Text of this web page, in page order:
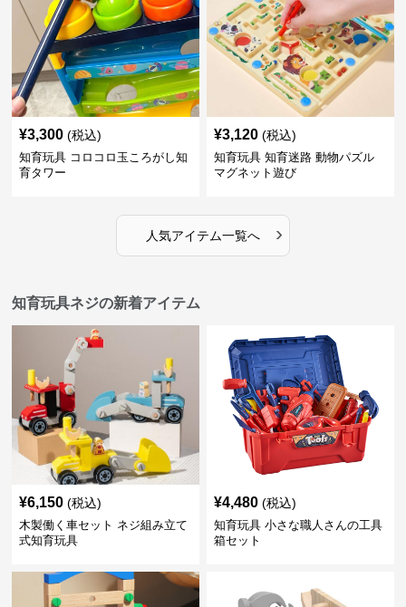
¥3,300 (税込)
知育玩具 コロコロ玉ころがし知
育タワー
¥3,120 (税込)
知育玩具 知育迷路 動物パズル
マグネット遊び
人気アイテム一覧へ ›
知育玩具ネジの新着アイテム
¥6,150 (税込)
木製働く車セット ネジ組み立て
式知育玩具
¥4,480 (税込)
知育玩具 小さな職人さんの工具
箱セット